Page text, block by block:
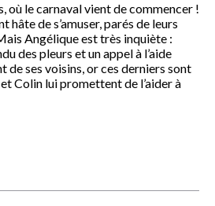
où le carnaval vient de commencer !
hâte de s’amuser, parés de leurs
Angélique est très inquiète :
des pleurs et un appel à l’aide
de ses voisins, or ces derniers sont
Colin lui promettent de l’aider à